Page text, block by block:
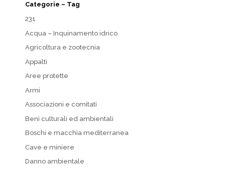
Categorie – Tag
231
Acqua – Inquinamento idrico
Agricoltura e zootecnia
Appalti
Aree protette
Armi
Associazioni e comitati
Beni culturali ed ambientali
Boschi e macchia mediterranea
Cave e miniere
Danno ambientale